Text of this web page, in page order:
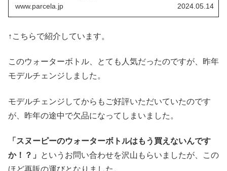
www.parcela.jp 2024.05.14
↑こちらで紹介しています。
このウォーターボトル、とても人気だったのですが、昨年
モデルチェンジしました。
モデルチェンジしてからもご好評いただいていたのです
が、昨年の途中で欠品になってしまいました。
「スヌーピーのウォーターボトルはもう買えないんです
か！？」
というお問い合わせを沢山もらいましたが、この
ほど再販の運びとなりました。